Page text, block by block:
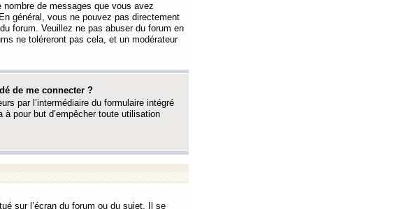
nombre de messages que vous avez
général, vous ne pouvez pas directement
forum. Veuillez ne pas abuser du forum en
ne toléreront pas cela, et un modérateur
de me connecter ?
par l’intermédiaire du formulaire intégré
pour but d’empêcher toute utilisation
sur l’écran du forum ou du sujet. Il se